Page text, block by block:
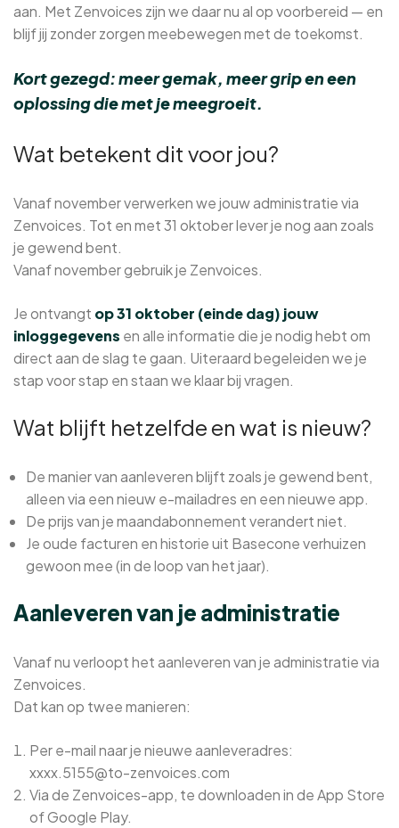
aan. Met Zenvoices zijn we daar nu al op voorbereid — en
blijf jij zonder zorgen meebewegen met de toekomst.
Kort gezegd: meer gemak, meer grip en een
oplossing die met je meegroeit.
Wat betekent dit voor jou?
Vanaf november verwerken we jouw administratie via
Zenvoices. Tot en met 31 oktober lever je nog aan zoals
je gewend bent.
Vanaf november gebruik je Zenvoices.
Je ontvangt op 31 oktober (einde dag) jouw
inloggegevens en alle informatie die je nodig hebt om
direct aan de slag te gaan. Uiteraard begeleiden we je
stap voor stap en staan we klaar bij vragen.
Wat blijft hetzelfde en wat is nieuw?
De manier van aanleveren blijft zoals je gewend bent,
alleen via een nieuw e-mailadres en een nieuwe app.
De prijs van je maandabonnement verandert niet.
Je oude facturen en historie uit Basecone verhuizen
gewoon mee (in de loop van het jaar).
Aanleveren van je administratie
Vanaf nu verloopt het aanleveren van je administratie via
Zenvoices.
Dat kan op twee manieren:
Per e-mail naar je nieuwe aanleveradres:
xxxx.5155@to-zenvoices.com
Via de Zenvoices-app, te downloaden in de App Store
of Google Play.